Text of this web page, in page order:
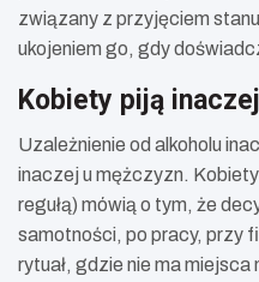
związany z przyjęciem
ukojeniem go, gdy
Kobiety piją inaczej
Uzależnienie od alkoholu
inaczej u mężczyzn.
regułą) mówią o tym, że
samotności, po pracy, przy
rytuał, gdzie nie ma